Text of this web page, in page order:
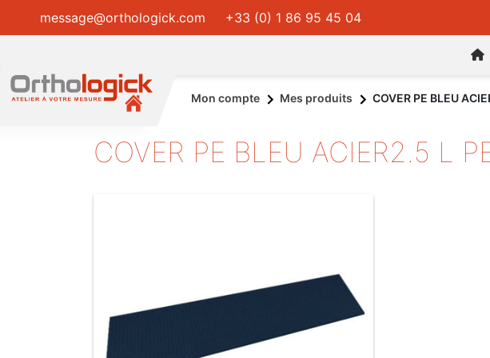
message@orthologick.com +33 (0) 1 86 95 45 04
Mon compte Mes produits COVER PE BLEU
COVER PE BLEU ACIER2.5 L